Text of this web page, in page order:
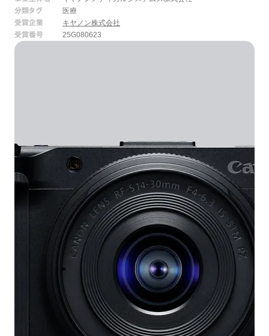
分類タグ
医療
受賞企業
キヤノン株式会社
受賞番号
25G080623